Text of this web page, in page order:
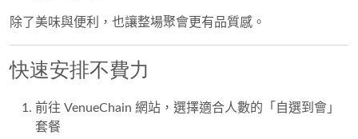
除了美味與便利，也讓整場聚會更有品質感。
快速安排不費力
前往 VenueChain 網站，選擇適合人數的「自選到會」
套餐